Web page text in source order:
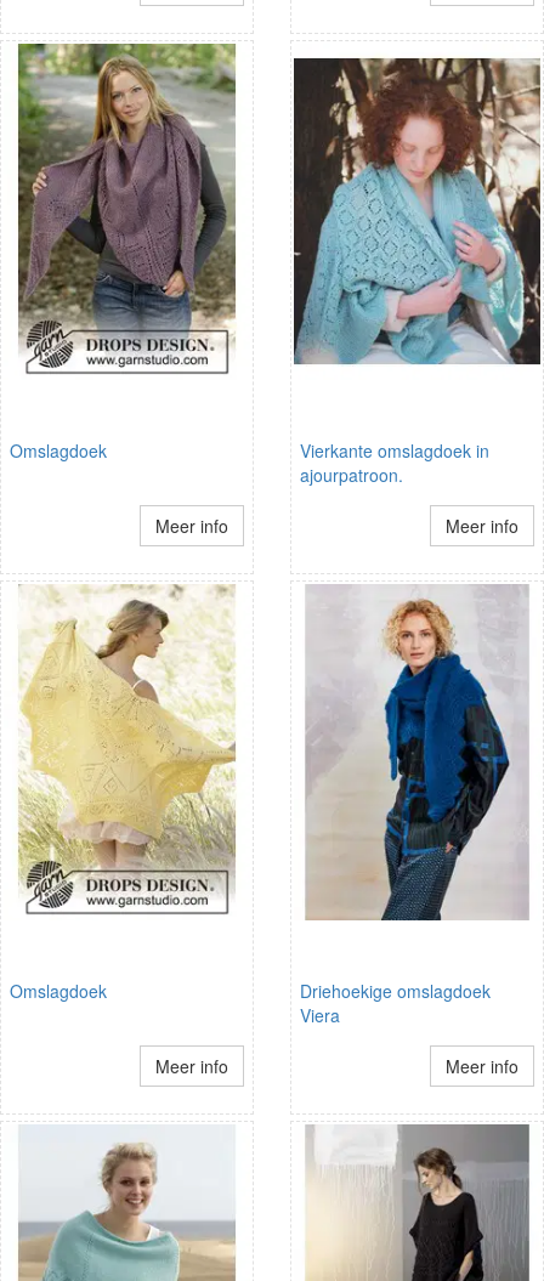
Omslagdoek
Meer info
Vierkante omslagdoek in
ajourpatroon.
Meer info
Omslagdoek
Meer info
Driehoekige omslagdoek
Viera
Meer info